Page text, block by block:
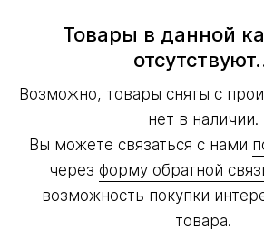
Товары в данной
Возможно, товары сняты с
нет в наличии.
Вы можете связаться с нами
через форму обратной
возможность покупки
товара.